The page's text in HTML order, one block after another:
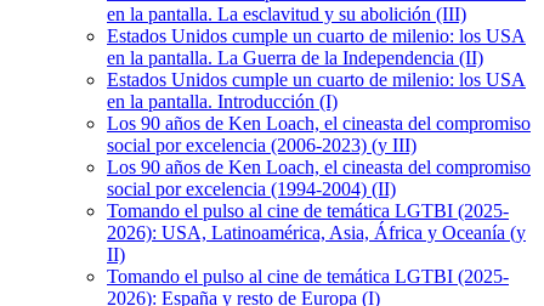
en la pantalla. La esclavitud y su abolición (III)
Estados Unidos cumple un cuarto de milenio: los USA
en la pantalla. La Guerra de la Independencia (II)
Estados Unidos cumple un cuarto de milenio: los USA
en la pantalla. Introducción (I)
Los 90 años de Ken Loach, el cineasta del compromiso
social por excelencia (2006-2023) (y III)
Los 90 años de Ken Loach, el cineasta del compromiso
social por excelencia (1994-2004) (II)
Tomando el pulso al cine de temática LGTBI (2025-
2026): USA, Latinoamérica, Asia, África y Oceanía (y
II)
Tomando el pulso al cine de temática LGTBI (2025-
2026): España y resto de Europa (I)